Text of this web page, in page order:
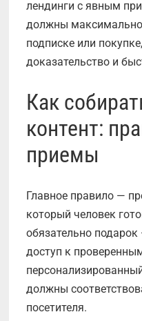
лендинги с явным
должны
подписке или
доказательство и
Как
контент:
приемы
Главное правило —
который человек
обязательно
доступ к
должны
посетителя.